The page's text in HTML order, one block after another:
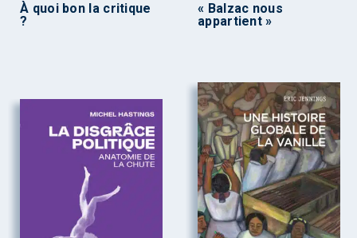
À quoi bon la critique
?
« Balzac nous
appartient »